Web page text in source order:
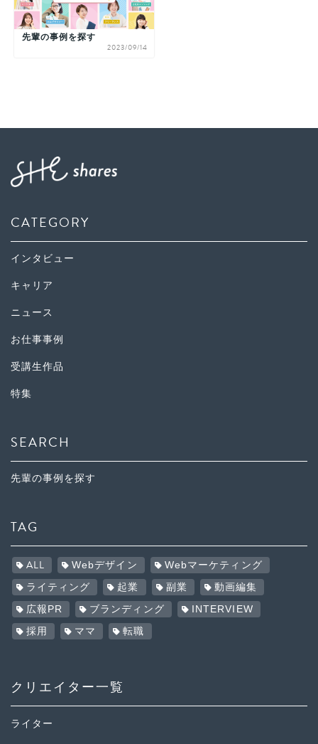
先輩の事例を探す
2023/09/14
CATEGORY
インタビュー
キャリア
ニュース
お仕事事例
受講生作品
特集
SEARCH
先輩の事例を探す
TAG
ALL Webデザイン Webマーケティング
ライティング 起業 副業 動画編集
広報PR ブランディング INTERVIEW
採用 ママ 転職
クリエイター一覧
ライター